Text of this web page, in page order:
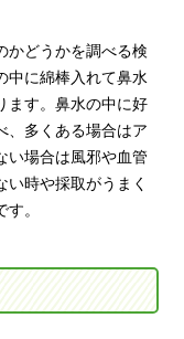
かどうかを調べる検
中に綿棒入れて鼻水
ます。鼻水の中に好
、多くある場合はア
い場合は風邪や血管
時や採取がうまく
。